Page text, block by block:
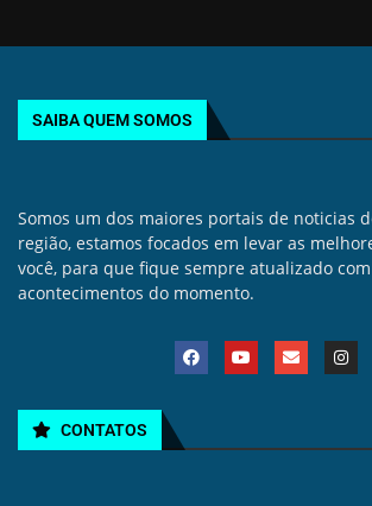
SAIBA QUEM SOMOS
Somos um dos maiores portais de noticias
região, estamos focados em levar as
você, para que fique sempre atualizado
acontecimentos do momento.
CONTATOS